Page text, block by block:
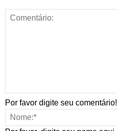
Por favor digite seu comentário!